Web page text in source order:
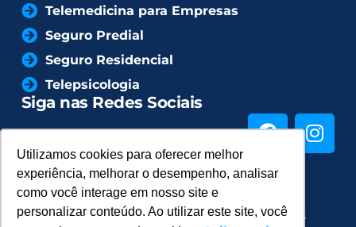
Utilizamos cookies para oferecer melhor
experiência, melhorar o desempenho, analisar
como você interage em nosso site e
personalizar conteúdo. Ao utilizar este site, você
Utilizamos cookies para oferecer melhor
experiência, melhorar o desempenho, analisar
como você interage em nosso site e
personalizar conteúdo. Ao utilizar este site, você
Telemedicina para Empresas
Seguro Predial
Seguro Residencial
Telepsicologia
Siga nas Redes Sociais
© Copyright 2024 Família Saúde - Todos os direitos